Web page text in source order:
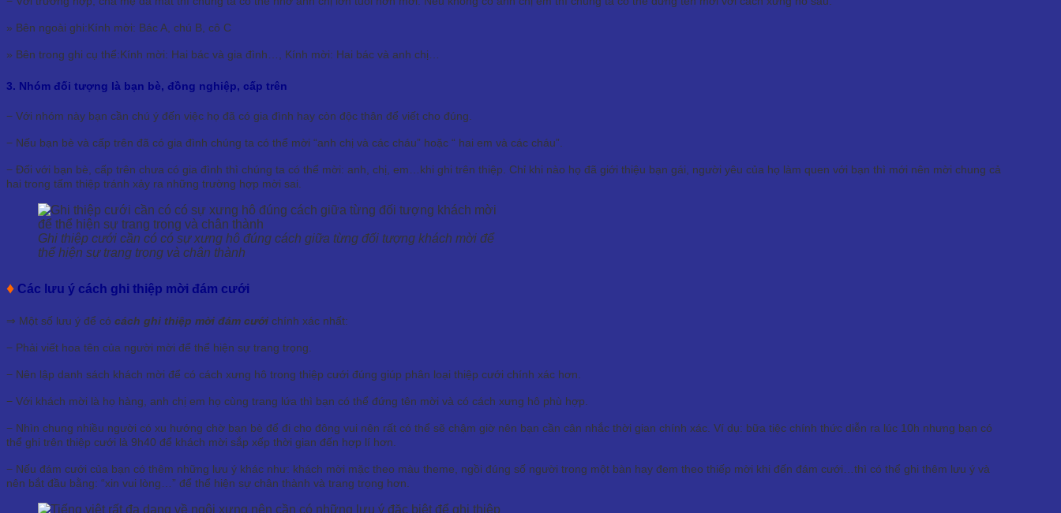
» Bên ngoài ghi:Kính mời: Bác A, chú B, cô C
» Bên trong ghi cụ thể:Kính mời: Hai bác và gia đình…, Kính mời: Hai bác và anh chị…
3. Nhóm đối tượng là bạn bè, đồng nghiệp, cấp trên
− Với nhóm này bạn cần chú ý đến việc họ đã có gia đình hay còn độc thân để viết cho đúng.
− Nếu bạn bè và cấp trên đã có gia đình chúng ta có thể mời “anh chị và các cháu” hoặc “ hai em và các cháu”.
− Đối với bạn bè, cấp trên chưa có gia đình thì chúng ta có thể mời: anh, chị, em…khi ghi trên thiệp. Chỉ khi nào họ đã giới thiệu bạn gái, người yêu của họ làm quen với bạn thì mới nên mời chung cả
hai trong tấm thiệp tránh xảy ra những trường hợp mời sai.
Ghi thiệp cưới cần có có sự xưng hô đúng cách giữa từng đối tượng khách mời để
thể hiện sự trang trọng và chân thành
♦ Các lưu ý cách ghi thiệp mời đám cưới
⇒ Một số lưu ý để có cách ghi thiệp mời đám cưới chính xác nhất:
− Phải viết hoa tên của người mời để thể hiện sự trang trọng.
− Nên lập danh sách khách mời để có cách xưng hô trong thiệp cưới đúng giúp phân loại thiệp cưới chính xác hơn.
− Với khách mời là họ hàng, anh chị em họ cùng trang lứa thì bạn có thể đứng tên mời và có cách xưng hô phù hợp.
− Nhìn chung nhiều người có xu hướng chờ bạn bè để đi cho đông vui nên rất có thể sẽ chậm giờ nên bạn cần cân nhắc thời gian chính xác. Ví dụ: bữa tiệc chính thức diễn ra lúc 10h nhưng bạn có
thể ghi trên thiệp cưới là 9h40 để khách mời sắp xếp thời gian đến hợp lí hơn.
− Nếu đám cưới của bạn có thêm những lưu ý khác như: khách mời mặc theo màu theme, ngồi đúng số người trong một bàn hay đem theo thiếp mời khi đến đám cưới…thì có thể ghi thêm lưu ý và
nên bắt đầu bằng: “xin vui lòng…” để thể hiện sự chân thành và trang trọng hơn.